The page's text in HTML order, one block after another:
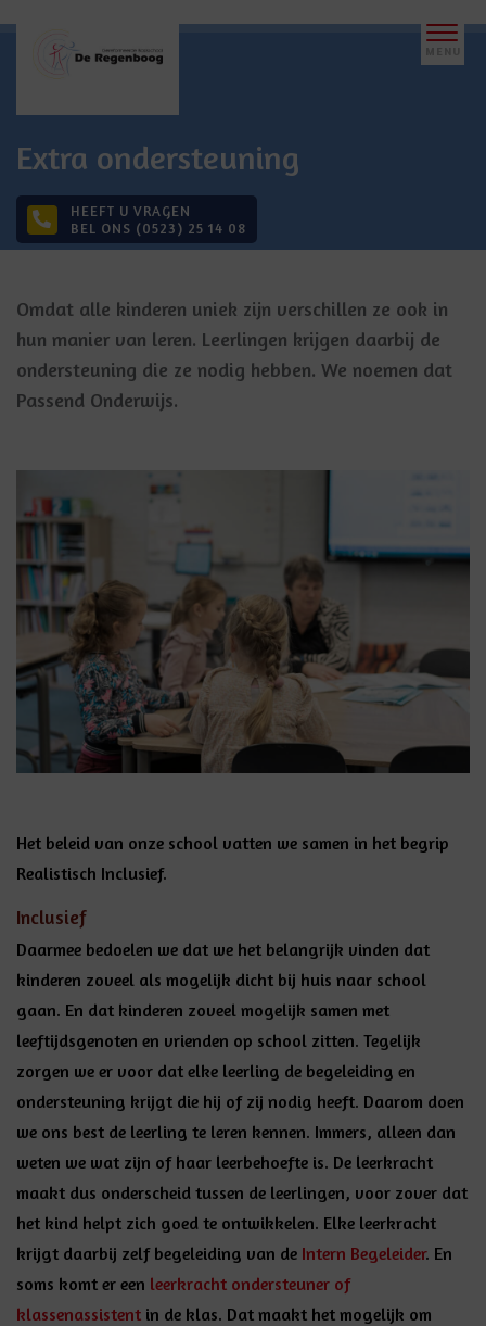
Extra ondersteuning
HEEFT U VRAGEN
BEL ONS (0523) 25 14 08
Omdat alle kinderen uniek zijn verschillen ze ook in
hun manier van leren. Leerlingen krijgen daarbij de
ondersteuning die ze nodig hebben. We noemen dat
Passend Onderwijs.
Het beleid van onze school vatten we samen in het begrip
Realistisch Inclusief.
Inclusief
Daarmee bedoelen we dat we het belangrijk vinden dat
kinderen zoveel als mogelijk dicht bij huis naar school
gaan. En dat kinderen zoveel mogelijk samen met
leeftijdsgenoten en vrienden op school zitten. Tegelijk
zorgen we er voor dat elke leerling de begeleiding en
ondersteuning krijgt die hij of zij nodig heeft. Daarom doen
we ons best de leerling te leren kennen. Immers, alleen dan
weten we wat zijn of haar leerbehoefte is. De leerkracht
maakt dus onderscheid tussen de leerlingen, voor zover dat
het kind helpt zich goed te ontwikkelen. Elke leerkracht
krijgt daarbij zelf begeleiding van de Intern Begeleider. En
soms komt er een leerkracht ondersteuner of
klassenassistent in de klas. Dat maakt het mogelijk om